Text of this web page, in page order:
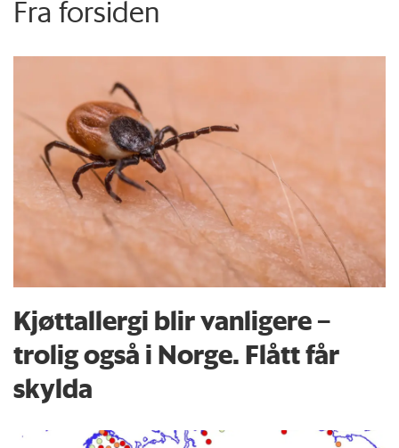
Fra forsiden
Kjøttallergi blir vanligere –
trolig også i Norge. Flått får
skylda